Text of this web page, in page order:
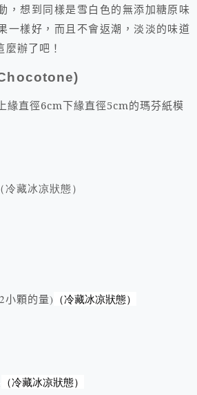
，想到同樣是雪白色的無添加糖原味
一樣好，而且不會返潮，淡淡的味道
辦了吧！
緣直徑6cm下緣直徑5cm的瑪芬紙模
藏冰凉狀態）
2小顆的量) （冷藏冰凉狀態）
（冷藏冰凉狀態）